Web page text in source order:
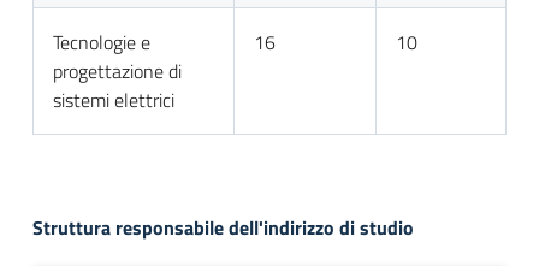
Tecnologie e
progettazione di
sistemi elettrici
16 10
Struttura responsabile dell'indirizzo di studio